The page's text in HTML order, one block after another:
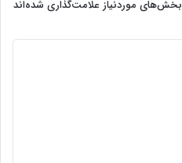
بخش‌های موردنیاز علامت‌گذاری شده‌اند